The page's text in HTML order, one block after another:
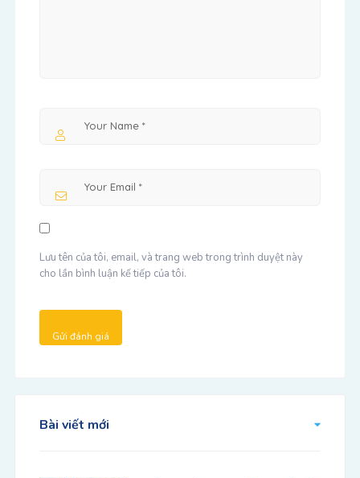
Lưu tên của tôi, email, và trang web trong trình duyệt này
cho lần bình luận kế tiếp của tôi.
Bài viết mới